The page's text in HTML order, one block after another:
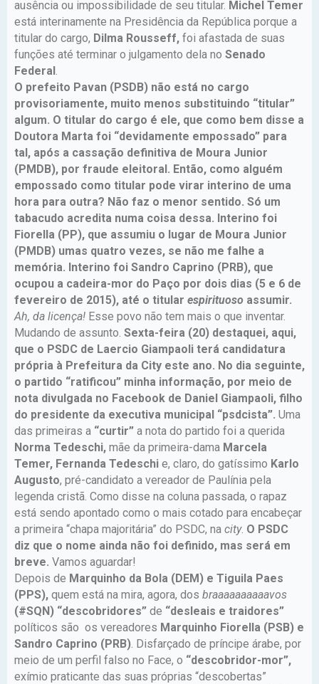
ausência ou impossibilidade de seu titular. Michel Temer
está interinamente na Presidência da República porque a
titular do cargo, Dilma Rousseff, foi afastada de suas
funções até terminar o julgamento dela no Senado
Federal.
O prefeito Pavan (PSDB) não está no cargo
provisoriamente, muito menos substituindo “titular”
algum. O titular do cargo é ele, que como bem disse a
Doutora Marta foi “devidamente empossado” para
tal, após a cassação definitiva de Moura Junior
(PMDB), por fraude eleitoral. Então, como alguém
empossado como titular pode virar interino de uma
hora para outra? Não faz o menor sentido. Só um
tabacudo acredita numa coisa dessa. Interino foi
Fiorella (PP), que assumiu o lugar de Moura Junior
(PMDB) umas quatro vezes, se não me falhe a
memória. Interino foi Sandro Caprino (PRB), que
ocupou a cadeira-mor do Paço por dois dias (5 e 6 de
fevereiro de 2015), até o titular espirituoso assumir.
Ah, da licença! Esse povo não tem mais o que inventar.
Mudando de assunto. Sexta-feira (20) destaquei, aqui,
que o PSDC de Laercio Giampaoli terá candidatura
própria à Prefeitura da City este ano. No dia seguinte,
o partido “ratificou” minha informação, por meio de
nota divulgada no Facebook de Daniel Giampaoli, filho
do presidente da executiva municipal “psdcista”. Uma
das primeiras a “curtir” a nota do partido foi a querida
Norma Tedeschi, mãe da primeira-dama Marcela
Temer, Fernanda Tedeschi e, claro, do gatíssimo Karlo
Augusto, pré-candidato a vereador de Paulínia pela
legenda cristã. Como disse na coluna passada, o rapaz
está sendo apontado como o mais cotado para encabeçar
a primeira “chapa majoritária” do PSDC, na city. O PSDC
diz que o nome ainda não foi definido, mas será em
breve. Vamos aguardar!
Depois de Marquinho da Bola (DEM) e Tiguila Paes
(PPS), quem está na mira, agora, dos braaaaaaaaaavos
(#SQN) “descobridores” de “desleais e traidores”
políticos são os vereadores Marquinho Fiorella (PSB) e
Sandro Caprino (PRB). Disfarçado de príncipe árabe, por
meio de um perfil falso no Face, o “descobridor-mor”,
exímio praticante das suas próprias “descobertas”